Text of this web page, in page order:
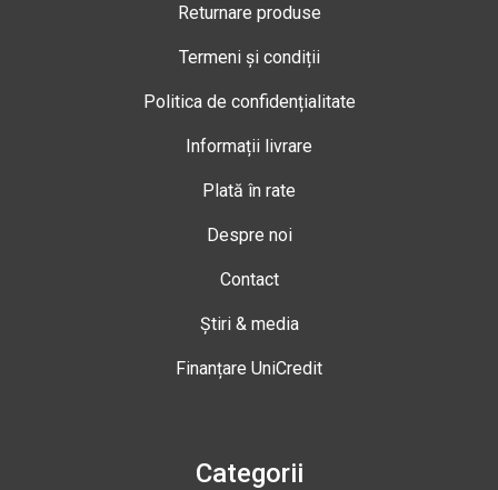
Returnare produse
Termeni și condiții
Politica de confidențialitate
Informații livrare
Plată în rate
Despre noi
Contact
Știri & media
Finanțare UniCredit
Categorii